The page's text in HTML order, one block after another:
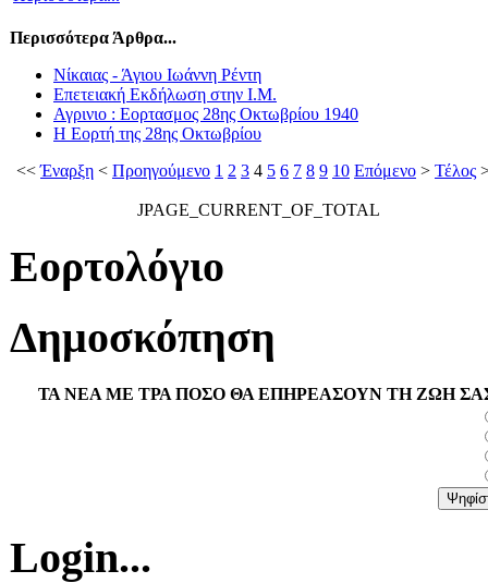
Περισσότερα Άρθρα...
Νίκαιας - Άγιου Ιωάννη Ρέντη
Επετειακή Εκδήλωση στην Ι.Μ.
Αγρινιο : Εορτασμος 28ης Οκτωβρίου 1940
Η Εορτή της 28ης Οκτωβρίου
<<Έναρξη < Προηγούμενο 1 2 3 4 5 6 7 8 9 10 Επόμενο > Τέλος
JPAGE_CURRENT_OF_TOTAL
Εορτολόγιο
Δημοσκόπηση
ΤΑ ΝΕΑ ΜΕ ΤΡΑ ΠΟΣΟ ΘΑ ΕΠΗΡΕΑΣΟΥΝ ΤΗ ΖΩΗ
Login...